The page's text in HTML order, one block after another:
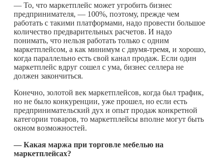
— То, что маркетплейс может угробить бизнес
предпринимателя, — 100%, поэтому, прежде чем
работать с такими платформами, надо провести большое
количество предварительных расчетов. И надо
понимать, что нельзя работать только с одним
маркетплейсом, а как минимум с двумя-тремя, и хорошо,
когда параллельно есть свой канал продаж. Если один
маркетплейс вдруг сошел с ума, бизнес селлера не
должен закончиться.
Конечно, золотой век маркетплейсов, когда был трафик,
но не было конкуренции, уже прошел, но если есть
предпринимательский дух и опыт продаж конкретной
категории товаров, то маркетплейсы вполне могут быть
окном возможностей.
— Какая маржа при торговле мебелью на
маркетплейсах?